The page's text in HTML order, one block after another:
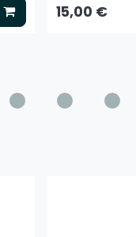
Lisää koriin
15,00 €